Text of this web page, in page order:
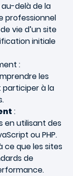
delà de la
professionnel
vie d’un site
initiale
:
les
participer à la
:
en utilisant des
ou PHP.
ce que les sites
de